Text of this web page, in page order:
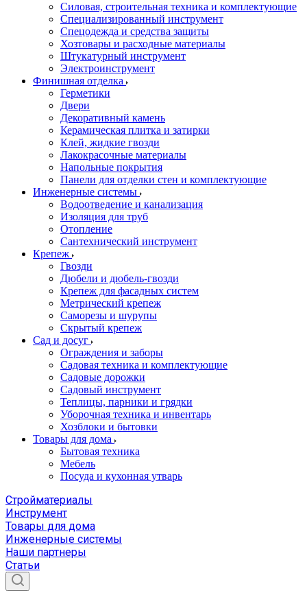
Силовая, строительная техника и комплектующие
Специализированный инструмент
Спецодежда и средства защиты
Хозтовары и расходные материалы
Штукатурный инструмент
Электроинструмент
Финишная отделка
Герметики
Двери
Декоративный камень
Керамическая плитка и затирки
Клей, жидкие гвозди
Лакокрасочные материалы
Напольные покрытия
Панели для отделки стен и комплектующие
Инженерные системы
Водоотведение и канализация
Изоляция для труб
Отопление
Сантехнический инструмент
Крепеж
Гвозди
Дюбели и дюбель-гвозди
Крепеж для фасадных систем
Метрический крепеж
Саморезы и шурупы
Скрытый крепеж
Сад и досуг
Ограждения и заборы
Садовая техника и комплектующие
Садовые дорожки
Садовый инструмент
Теплицы, парники и грядки
Уборочная техника и инвентарь
Хозблоки и бытовки
Товары для дома
Бытовая техника
Мебель
Посуда и кухонная утварь
Стройматериалы
Инструмент
Товары для дома
Инженерные системы
Наши партнеры
Статьи